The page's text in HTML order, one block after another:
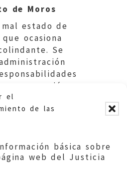
el
de las
básica sobre
web del Justicia
de Moros
estado de
ocasiona
Se
conservación